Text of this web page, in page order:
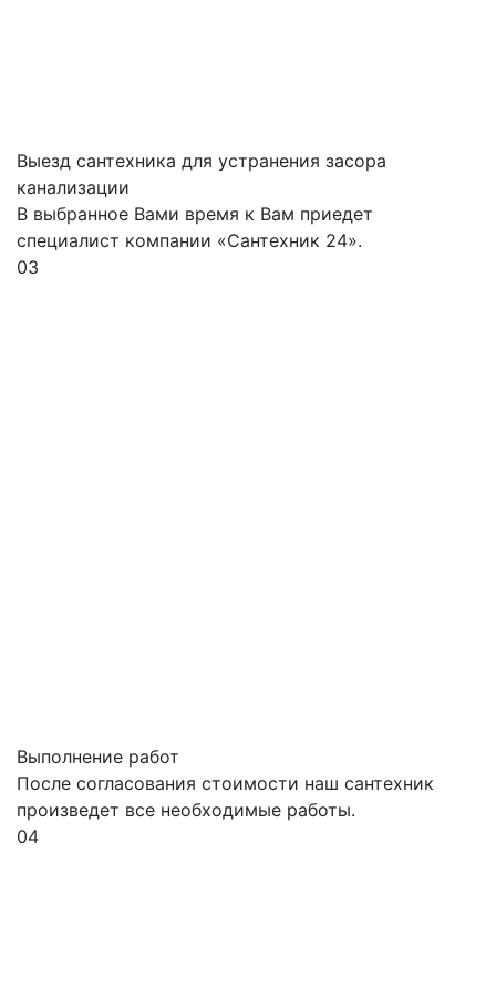
Выезд сантехника для устранения засора
канализации
В выбранное Вами время к Вам приедет
специалист компании «Сантехник 24».
03
Выполнение работ
После согласования стоимости наш сантехник
произведет все необходимые работы.
04